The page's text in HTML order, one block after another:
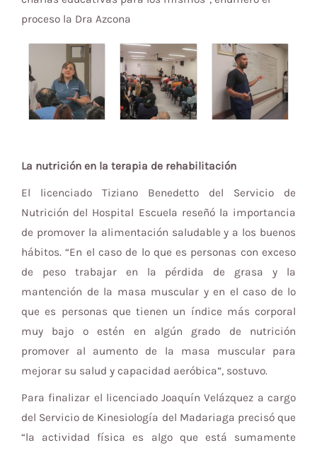
proceso la Dra Azcona
La nutrición en la terapia de rehabilitación
El licenciado Tiziano Benedetto del Servicio de
Nutrición del Hospital Escuela reseñó la importancia
de promover la alimentación saludable y a los buenos
hábitos. “En el caso de lo que es personas con exceso
de peso trabajar en la pérdida de grasa y la
mantención de la masa muscular y en el caso de lo
que es personas que tienen un índice más corporal
muy bajo o estén en algún grado de nutrición
promover al aumento de la masa muscular para
mejorar su salud y capacidad aeróbica”, sostuvo.
Para finalizar el licenciado Joaquín Velázquez a cargo
del Servicio de Kinesiología del Madariaga precisó que
“la actividad física es algo que está sumamente